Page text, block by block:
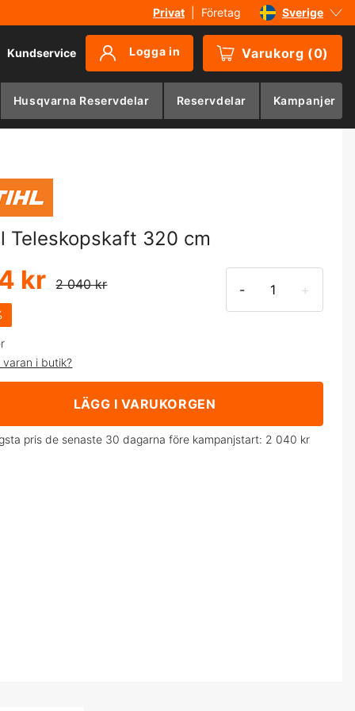
Privat Företag
Sverige
Danmark
Norge
Kundservice Logga in Varukorg (0)
Husqvarna Reservdelar Reservdelar Kampanjer
Teleskopskaft 320 cm
kr 2 040 kr - +
varan i butik?
LÄGG I VARUKORGEN
pris de senaste 30 dagarna före kampanjstart: 2 040 kr